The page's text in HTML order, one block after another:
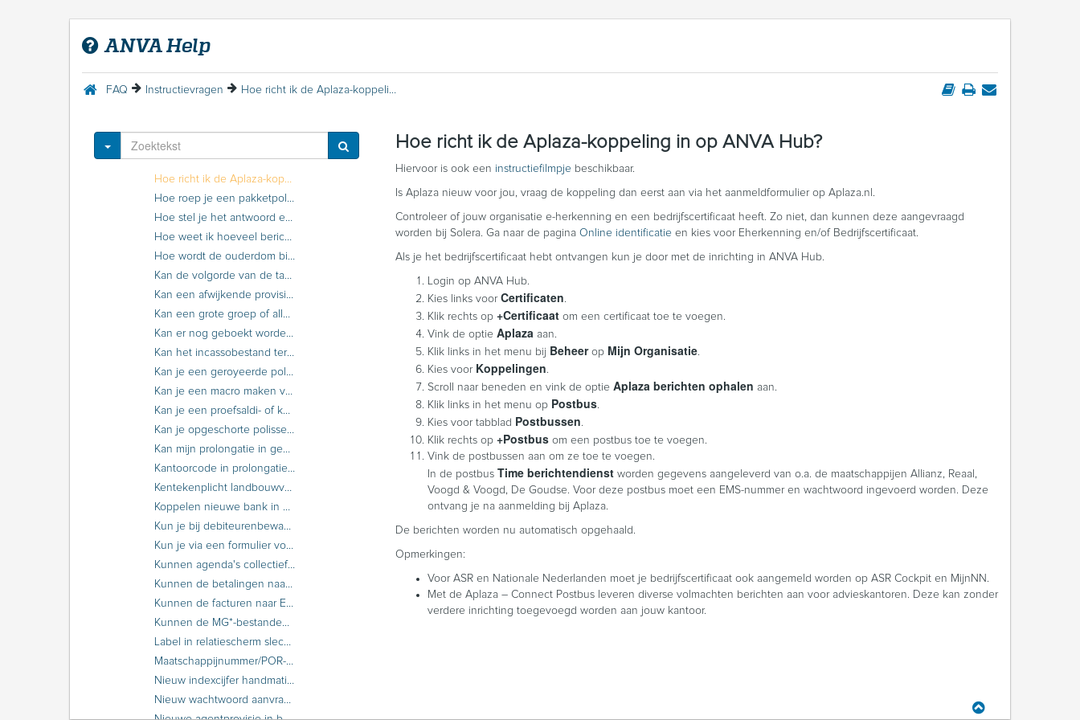
ANVA Help
FAQ Instructievragen Hoe richt ik de Aplaza-koppeling in op ANVA Hub?
Toggle Dropdown
Hoe ontvangt de maatschappij een adreswijziging?
Hoe roep je een pakketpolisblad opnieuw af?
Hoe stel je het antwoord emailadres in per gebruiker?
Hoe weet ik hoeveel berichten ik inschiet en of ik de rate limit ga overschrijden?
Hoe wordt de ouderdom bij debiteurenbewaking bepaald?
Kan de volgorde van de tabbladen in een scherm gewijzigd worden?
Kan een afwijkende provisie vastgehouden worden?
Kan een grote groep of alle PMI-berichten in één keer verwijderd worden?
Kan er nog geboekt worden op een afgesloten boekjaar?
Kan het incassobestand teruggezet worden?
Kan je een geroyeerde polis verplaatsen naar een geroyeerde relatie?
Kan je een macro maken voor bepaalde gebruikers?
Kan je een proefsaldi- of kolommenbalans uitdraaien als de periodes niet gesloten zijn?
Kan je opgeschorte polissen automatisch royeren?
Kan mijn prolongatie in gevaar komen door de ingestelde rate limit?
Kantoorcode in prolongatiebericht agent
Kentekenplicht landbouwvoertuigen en werkmaterieel
Koppelen nieuwe bank in ANVA
Kun je bij debiteurenbewaking een agenda instellen zonder formulier?
Kun je via een formulier voor incasso retour maatschappij meerdere facturen afdrukken?
Kunnen agenda's collectief afgehandeld worden?
Kunnen de betalingen naar Excel geëxporteerd worden?
Kunnen de facturen naar Excel geëxporteerd worden?
Kunnen de MG*-bestanden gekopieerd worden?
Label in relatiescherm slechts door enkele gebruikers te muteren
Maatschappijnummer/POR-code bepalen voor nieuwe volmacht
Nieuw indexcijfer handmatig toepassen
Nieuw wachtwoord aanvragen voor TIME EMS postbus
Hoe richt ik de Aplaza-koppeling in op ANVA Hub?
Hiervoor is ook een instructiefilmpje beschikbaar.
Is Aplaza nieuw voor jou, vraag de koppeling dan eerst aan via het aanmeldformulier op Aplaza.nl.
Controleer of jouw organisatie e-herkenning en een bedrijfscertificaat heeft. Zo niet, dan kunnen deze aangevraagd
worden bij Solera. Ga naar de pagina Online identificatie en kies voor Eherkenning en/of Bedrijfscertificaat.
Als je het bedrijfscertificaat hebt ontvangen kun je door met de inrichting in ANVA Hub.
Login op ANVA Hub.
Kies links voor Certificaten
Klik rechts op +Certificaat om een certificaat toe te voegen.
Vink de optie Aplaza aan.
Klik links in het menu bij Beheer op Mijn Organisatie
Kies voor Koppelingen
Scroll naar beneden en vink de optie Aplaza berichten ophalen aan.
Klik links in het menu op Postbus
Kies voor tabblad Postbussen
Klik rechts op +Postbus om een postbus toe te voegen.
Vink de postbussen aan om ze toe te voegen.
In de postbus Time berichtendienst worden gegevens aangeleverd van o.a. de maatschappijen Allianz, Reaal,
Voogd & Voogd, De Goudse. Voor deze postbus moet een EMS-nummer en wachtwoord ingevoerd worden. Deze
ontvang je na aanmelding bij Aplaza.
De berichten worden nu automatisch opgehaald.
Opmerkingen:
Voor ASR en Nationale Nederlanden moet je bedrijfscertificaat ook aangemeld worden op ASR Cockpit en MijnNN.
Met de Aplaza – Connect Postbus leveren diverse volmachten berichten aan voor advieskantoren. Deze kan zonder
verdere inrichting toegevoegd worden aan jouw kantoor.